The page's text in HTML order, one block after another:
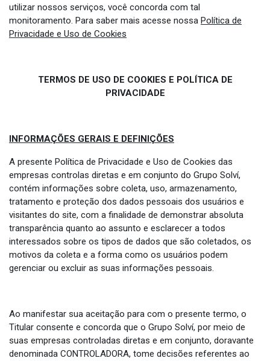
utilizar nossos serviços, você concorda com tal
monitoramento. Para saber mais acesse nossa Política de
Privacidade e Uso de Cookies
TERMOS DE USO DE COOKIES E ​POLÍTICA DE
PRIVACIDADE
INFORMAÇÕES GERAIS E DEFINIÇÕES
A presente Política de Privacidade e Uso de Cookies das
empresas controlas diretas e em conjunto do Grupo Solví,
contém informações sobre coleta, uso, armazenamento,
tratamento e proteção dos dados pessoais dos usuários e
visitantes do site, com a finalidade de demonstrar absoluta
transparência quanto ao assunto e esclarecer a todos
interessados sobre os tipos de dados que são coletados, os
motivos da coleta e a forma como os usuários podem
gerenciar ou excluir as suas informações pessoais.
Ao manifestar sua aceitação para com o presente termo, o
Titular consente e concorda que o Grupo Solví, por meio de
suas empresas controladas diretas e em conjunto, doravante
denominada CONTROLADORA, tome decisões referentes ao